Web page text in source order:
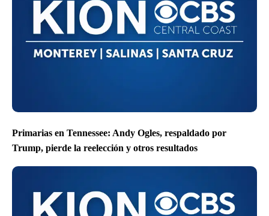
Primarias en Tennessee: Andy Ogles, respaldado por
Trump, pierde la reelección y otros resultados